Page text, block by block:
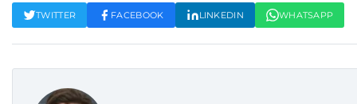
TWITTER FACEBOOK LINKEDIN WHATSAPP